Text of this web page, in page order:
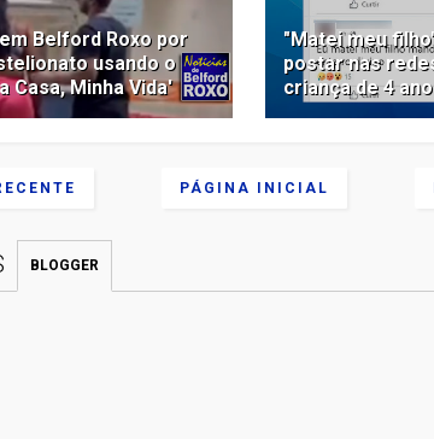
Belford Roxo por
usando o
Casa, Minha Vida'
"Matei meu
postar nas
criança de 4
PÁGINA INICIAL
BLOGGER